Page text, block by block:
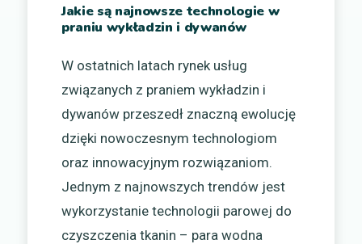
Jakie są najnowsze technologie w
praniu wykładzin i dywanów
W ostatnich latach rynek usług
związanych z praniem wykładzin i
dywanów przeszedł znaczną ewolucję
dzięki nowoczesnym technologiom
oraz innowacyjnym rozwiązaniom.
Jednym z najnowszych trendów jest
wykorzystanie technologii parowej do
czyszczenia tkanin – para wodna